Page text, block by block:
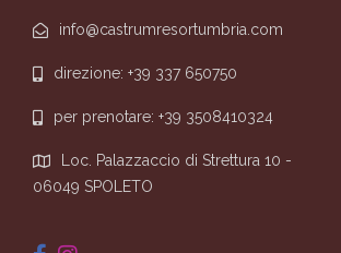
info@castrumresortumbria.com
direzione: +39 337 650750
per prenotare: +39 3508410324
Loc. Palazzaccio di Strettura 10 -
06049 SPOLETO